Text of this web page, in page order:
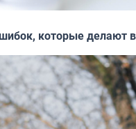
которые делают